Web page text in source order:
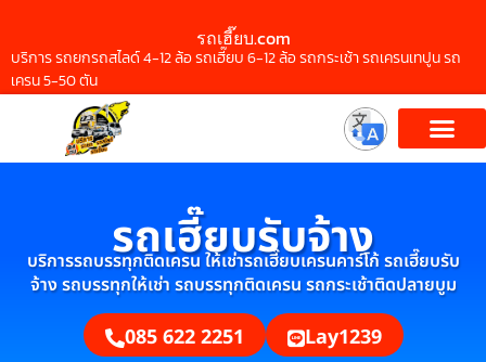
รถเฮี๊ยบ.com
บริการ รถยกรถสไลด์ 4-12 ล้อ รถเฮี๊ยบ 6-12 ล้อ รถกระเช้า รถเครนเทปูน รถ
เครน 5-50 ตัน
รถเฮี๊ยบรับจ้าง
บริการรถบรรทุกติดเครน ให้เช่ารถเฮี๊ยบเครนคาร์โก้ รถเฮี๊ยบรับ
จ้าง รถบรรทุกให้เช่า รถบรรทุกติดเครน รถกระเช้าติดปลายบูม
085 622 2251 Lay1239